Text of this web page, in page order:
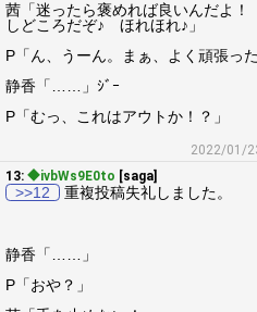
茜「迷ったら褒めれば良いんだよ
しどころだぞ♪ ほれほれ♪」
P「ん、うーん。まぁ、よく頑張っ
静香「……」ｼﾞｰ
P「むっ、これはアウトか！？」
2022/01/
13: ◆ivbWs9E0to [saga]
>>12 重複投稿失礼しました。
静香「……」
P「おや？」